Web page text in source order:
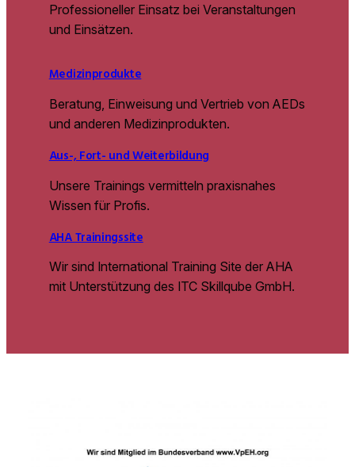
Professioneller Einsatz bei Veranstaltungen
und Einsätzen.
Medizinprodukte
Beratung, Einweisung und Vertrieb von AEDs
und anderen Medizinprodukten.
Aus-, Fort- und Weiterbildung
Unsere Trainings vermitteln praxisnahes
Wissen für Profis.
AHA Trainingssite
Wir sind International Training Site der AHA
mit Unterstützung des ITC Skillqube GmbH.